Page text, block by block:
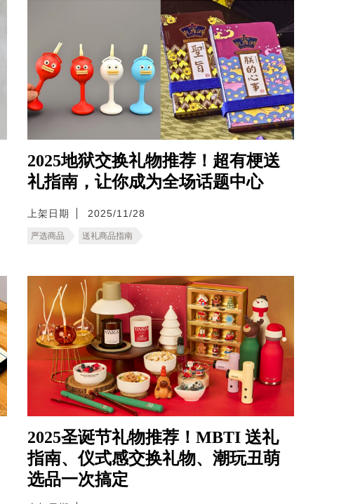
2025地狱交换礼物推荐！超有梗送
礼指南，让你成为全场话题中心
上架日期 2025/11/28
严选商品 送礼商品指南
2025圣诞节礼物推荐！MBTI 送礼
指南、仪式感交换礼物、潮玩丑萌
选品一次搞定